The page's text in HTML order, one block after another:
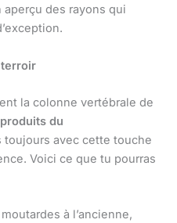
des rayons qui
terroir
la colonne vertébrale de
produits du
toujours avec cette touche
Voici ce que tu pourras
moutardes à l’ancienne,